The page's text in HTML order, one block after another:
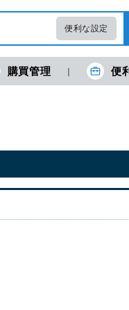
便利な設定
現在の金
購買管理 便